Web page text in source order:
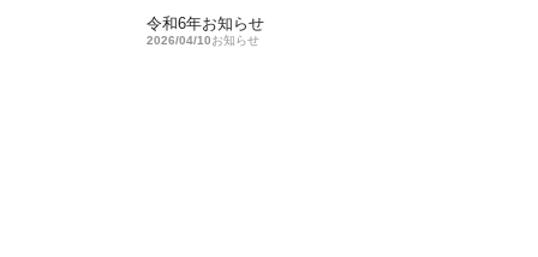
令和6年お知らせ
2026/04/10お知らせ